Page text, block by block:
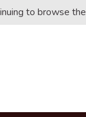
to browse